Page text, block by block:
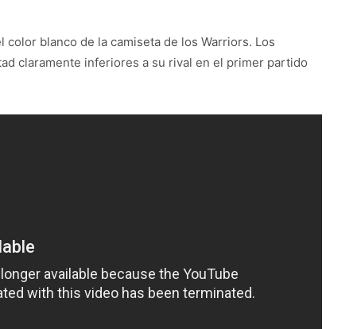
blanco de la camiseta de los Warriors. Los
claramente inferiores a su rival en el primer partido